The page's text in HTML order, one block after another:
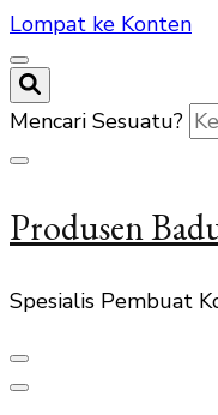
Lompat ke Konten
Mencari Sesuatu?
Produsen
Spesialis Pembuat